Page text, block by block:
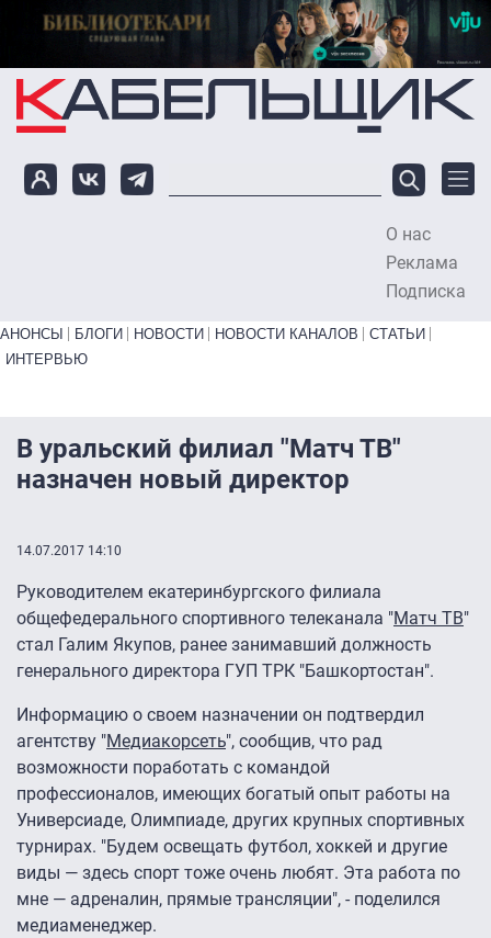
Перейти к основному содержанию
О нас
Реклама
Подписка
Primary links bottom
АНОНСЫ БЛОГИ НОВОСТИ НОВОСТИ КАНАЛОВ
СТАТЬИ
ИНТЕРВЬЮ
В уральский филиал "Матч ТВ"
назначен новый директор
14.07.2017 14:10
Руководителем екатеринбургского филиала
общефедерального спортивного телеканала "Матч ТВ"
стал Галим Якупов, ранее занимавший должность
генерального директора ГУП ТРК "Башкортостан".
Информацию о своем назначении он подтвердил
агентству "Медиакорсеть", сообщив, что рад
возможности поработать с командой
профессионалов, имеющих богатый опыт работы на
Универсиаде, Олимпиаде, других крупных спортивных
турнирах. "Будем освещать футбол, хоккей и другие
виды — здесь спорт тоже очень любят. Эта работа по
мне — адреналин, прямые трансляции", - поделился
медиаменеджер.